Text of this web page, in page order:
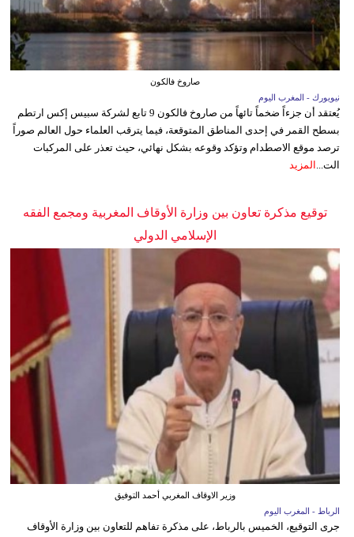
صاروخ فالكون
نيويورك - المغرب اليوم
يُعتقد أن جزءاً ضخماً تائهاً من صاروخ فالكون 9 تابع لشركة سبيس إكس ارتطم
بسطح القمر في إحدى المناطق المتوقعة، فيما يترقب العلماء حول العالم صوراً
ترصد موقع الاصطدام وتؤكد وقوعه بشكل نهائي، حيث تعذر على المركبات
الت... المزيد
توقيع مذكرة تعاون بين وزارة الأوقاف المغربية ومجمع الفقه
الإسلامي الدولي
وزير الاوقاف المغربي أحمد التوفيق
الرباط - المغرب اليوم
جرى التوقيع، الخميس بالرباط، على مذكرة تفاهم للتعاون بين وزارة الأوقاف